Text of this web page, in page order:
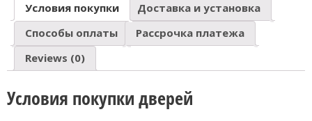
Условия покупки
Доставка и установка
Способы оплаты
Рассрочка платежа
Reviews (0)
Условия покупки дверей